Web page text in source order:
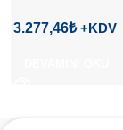
3.277,46₺